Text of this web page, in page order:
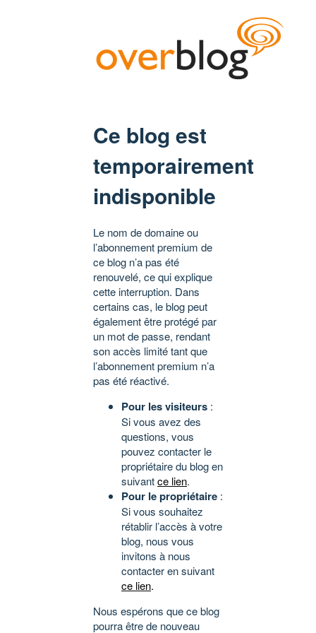
Ce blog est
temporairement
indisponible
Le nom de domaine ou
l’abonnement premium de
ce blog n’a pas été
renouvelé, ce qui explique
cette interruption. Dans
certains cas, le blog peut
également être protégé par
un mot de passe, rendant
son accès limité tant que
l’abonnement premium n’a
pas été réactivé.
Pour les visiteurs :
Si vous avez des
questions, vous
pouvez contacter le
propriétaire du blog en
suivantce lien.
Pour le propriétaire :
Si vous souhaitez
rétablir l’accès à votre
blog, nous vous
invitons à nous
contacter en suivant
ce lien.
Nous espérons que ce blog
pourra être de nouveau